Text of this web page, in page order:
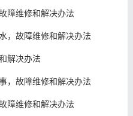
障维修和解决办法
，故障维修和解决办法
解决办法
，故障维修和解决办法
障维修和解决办法